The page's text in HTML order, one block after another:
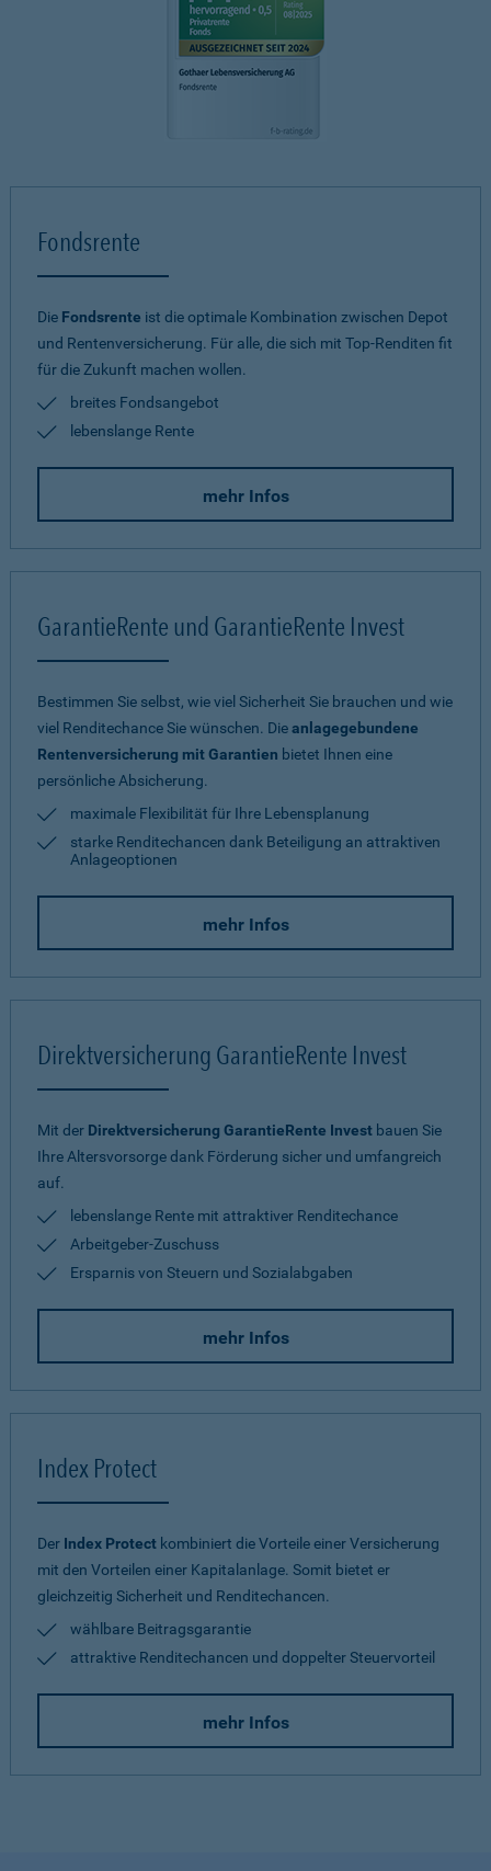
Fondsrente
Die Fondsrente ist die optimale Kombination zwischen Depot
und Rentenversicherung. Für alle, die sich mit Top-Renditen fit
für die Zukunft machen wollen.
breites Fondsangebot
lebenslange Rente
mehr Infos
GarantieRente und GarantieRente Invest
Bestimmen Sie selbst, wie viel Sicherheit Sie brauchen und wie
viel Renditechance Sie wünschen. Dieanlagegebundene
Rentenversicherung mit Garantien bietet Ihnen eine
persönliche Absicherung.
maximale Flexibilität für Ihre Lebensplanung
starke Renditechancen dank Beteiligung an attraktiven
Anlageoptionen
mehr Infos
Direktversicherung GarantieRente Invest
Mit der Direktversicherung GarantieRente Invest bauen Sie
Ihre Altersvorsorge dank Förderung sicher und umfangreich
auf.
lebenslange Rente mit attraktiver Renditechance
Arbeitgeber-Zuschuss
Ersparnis von Steuern und Sozialabgaben
mehr Infos
Index Protect
Der Index Protect kombiniert die Vorteile einer Versicherung
mit den Vorteilen einer Kapitalanlage. Somit bietet er
gleichzeitig Sicherheit und Renditechancen.
wählbare Beitragsgarantie
attraktive Renditechancen und doppelter Steuervorteil
mehr Infos